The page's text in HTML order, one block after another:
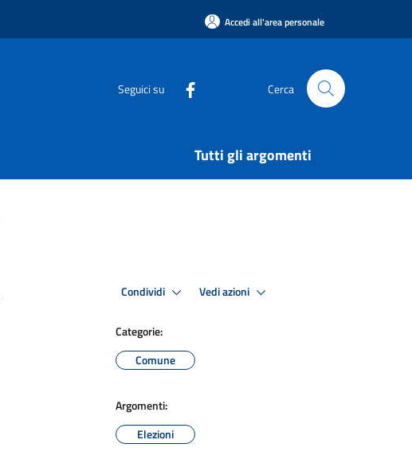
Accedi all'area personale
Seguici su Cerca
Tutti gli argomenti
Condividi Vedi azioni
Categorie:
Comune
Argomenti:
Elezioni